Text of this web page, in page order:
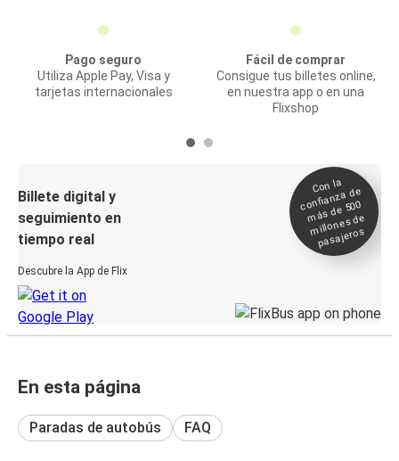
Pago seguro
Utiliza Apple Pay, Visa y
tarjetas internacionales
Fácil de comprar
Consigue tus billetes online,
en nuestra app o en una
Flixshop
Billete digital y
seguimiento en
tiempo real
Descubre la App de Flix
Con la
confianza de
más de 500
millones de
pasajeros
En esta página
Paradas de autobús FAQ